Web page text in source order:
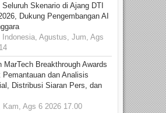
Seluruh Skenario di Ajang DTI
Dukung Pengembangan AI
Agustus, Jum, Ags
MarTech Breakthrough Awards
Pemantauan dan Analisis
Distribusi Siaran Pers, dan
Kam, Ags 6 2026 17.00